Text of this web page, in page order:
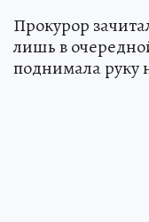
Прокурор
лишь в
поднимала руку